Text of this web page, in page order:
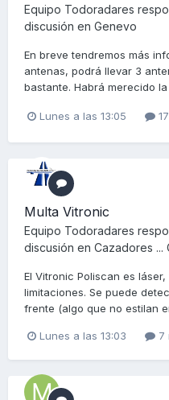
Equipo Todoradares
discusión en Genevo
En breve tendremos más
antenas, podrá llevar 3
bastante. Habrá merecido
Lunes a las 13:05
Multa Vitronic
Equipo Todoradares
discusión en Cazadores ...
El Vitronic Poliscan es
limitaciones. Se puede
frente (algo que no estilan
Lunes a las 13:03 7